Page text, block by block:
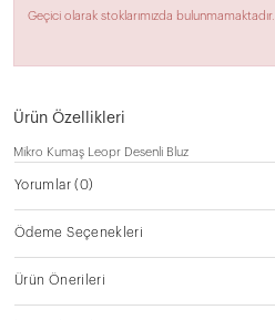
Geçici olarak stoklarımızda bulunmamaktadır.
Ürün Özellikleri
Mikro Kumaş Leopr Desenli Bluz
Yorumlar(0)
Ödeme Seçenekleri
Ürün Önerileri